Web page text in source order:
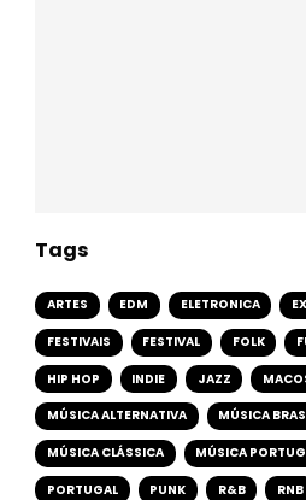
Tags
ARTES EDM ELETRONICA
FESTIVAIS FESTIVAL FOLK
HIP HOP INDIE JAZZ
MÚSICA ALTERNATIVA MÚSICA
MÚSICA CLÁSSICA MÚSICA
PORTUGAL PUNK R&B RNB